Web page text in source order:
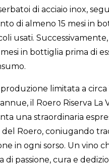
di acciaio inox,
di almeno 15 mesi in
usati.
in bottiglia prima di
limitata a circa
il Roero Riserva La
una straordinaria
Roero, coniugando
in ogni sorso. Un vino
di passione, cura e